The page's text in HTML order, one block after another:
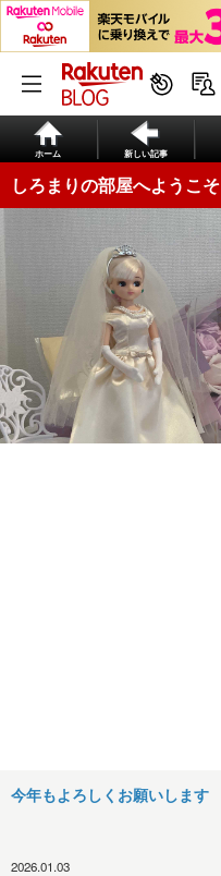
ホーム 新しい記事
しろまりの部屋へようこそ
今年もよろしくお願いします
2026.01.03